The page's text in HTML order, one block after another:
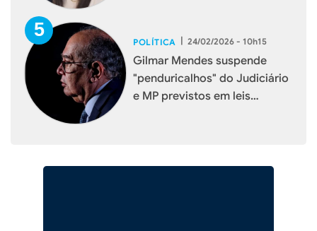
POLÍTICA | 24/02/2026 - 10h15
Gilmar Mendes suspende
"penduricalhos" do Judiciário
e MP previstos em leis